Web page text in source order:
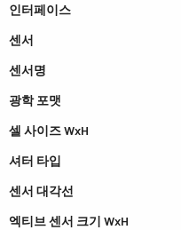
인터페이스
센서
센서명
광학 포맷
셀 사이즈 WxH
셔터 타입
센서 대각선
엑티브 센서 크기 WxH